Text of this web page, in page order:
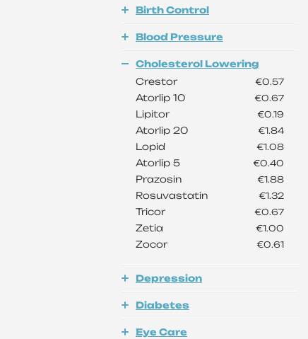
Birth Control
Blood Pressure
Cholesterol Lowering
Crestor
€0.57
Atorlip 10 €0.67
Lipitor €0.19
Atorlip 20 €1.84
Lopid €1.08
Atorlip 5 €0.40
Prazosin €1.88
Rosuvastatin €1.32
Tricor €0.67
Zetia €1.00
Zocor €0.61
Depression
Diabetes
Eye Care